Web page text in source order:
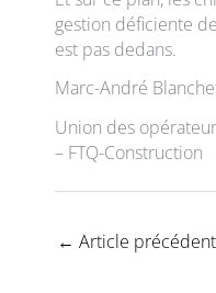
gestion déficiente
est pas dedans.
Marc-André
Union des
– FTQ-Construction
← Article précédent